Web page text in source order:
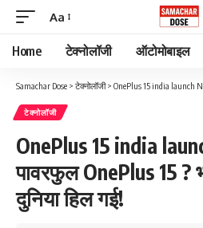
Font
Resizer
Aa
Home टेक्नोलॉजी ऑटोमोबाइल
Samachar Dose > टेक्नोलॉजी> OnePlus 15 india launch News :
टेक्नोलॉजी
OnePlus 15 india
पावरफुल OnePlus 15 ?
दुनिया हिल गई!